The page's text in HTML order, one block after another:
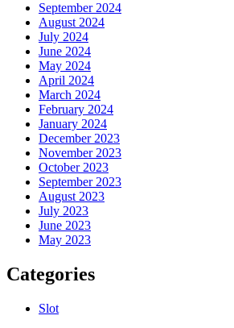
September 2024
August 2024
July 2024
June 2024
May 2024
April 2024
March 2024
February 2024
January 2024
December 2023
November 2023
October 2023
September 2023
August 2023
July 2023
June 2023
May 2023
Categories
Slot